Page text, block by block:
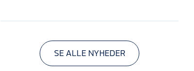
SE ALLE NYHEDER